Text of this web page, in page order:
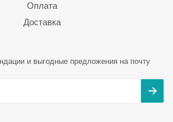
Оплата
Доставка
и выгодные предложения на почту